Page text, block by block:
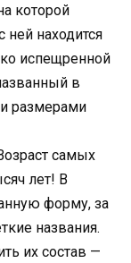
которой
ней находится
испещренной
в
размерами
самых
лет! В
форму, за
названия.
их состав —